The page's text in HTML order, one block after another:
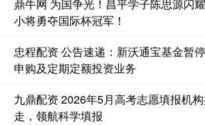
鼎牛网 为国争光！昌平学子陈思源闪
小将勇夺国际杯冠军！
忠程配资 公告速递：新沃通宝基金暂
申购及定期定额投资业务
九鼎配资 2026年5月高考志愿填报机
走，领航科学填报